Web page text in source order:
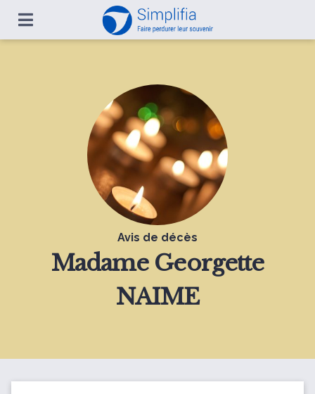
Avis de décès
Madame Georgette
NAIME